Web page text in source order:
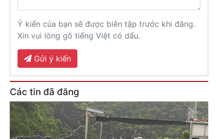
Ý kiến của bạn sẽ được biên tập trước khi đăng.
Xin vui lòng gõ tiếng Việt có dấu.
Gửi ý kiến
Các tin đã đăng